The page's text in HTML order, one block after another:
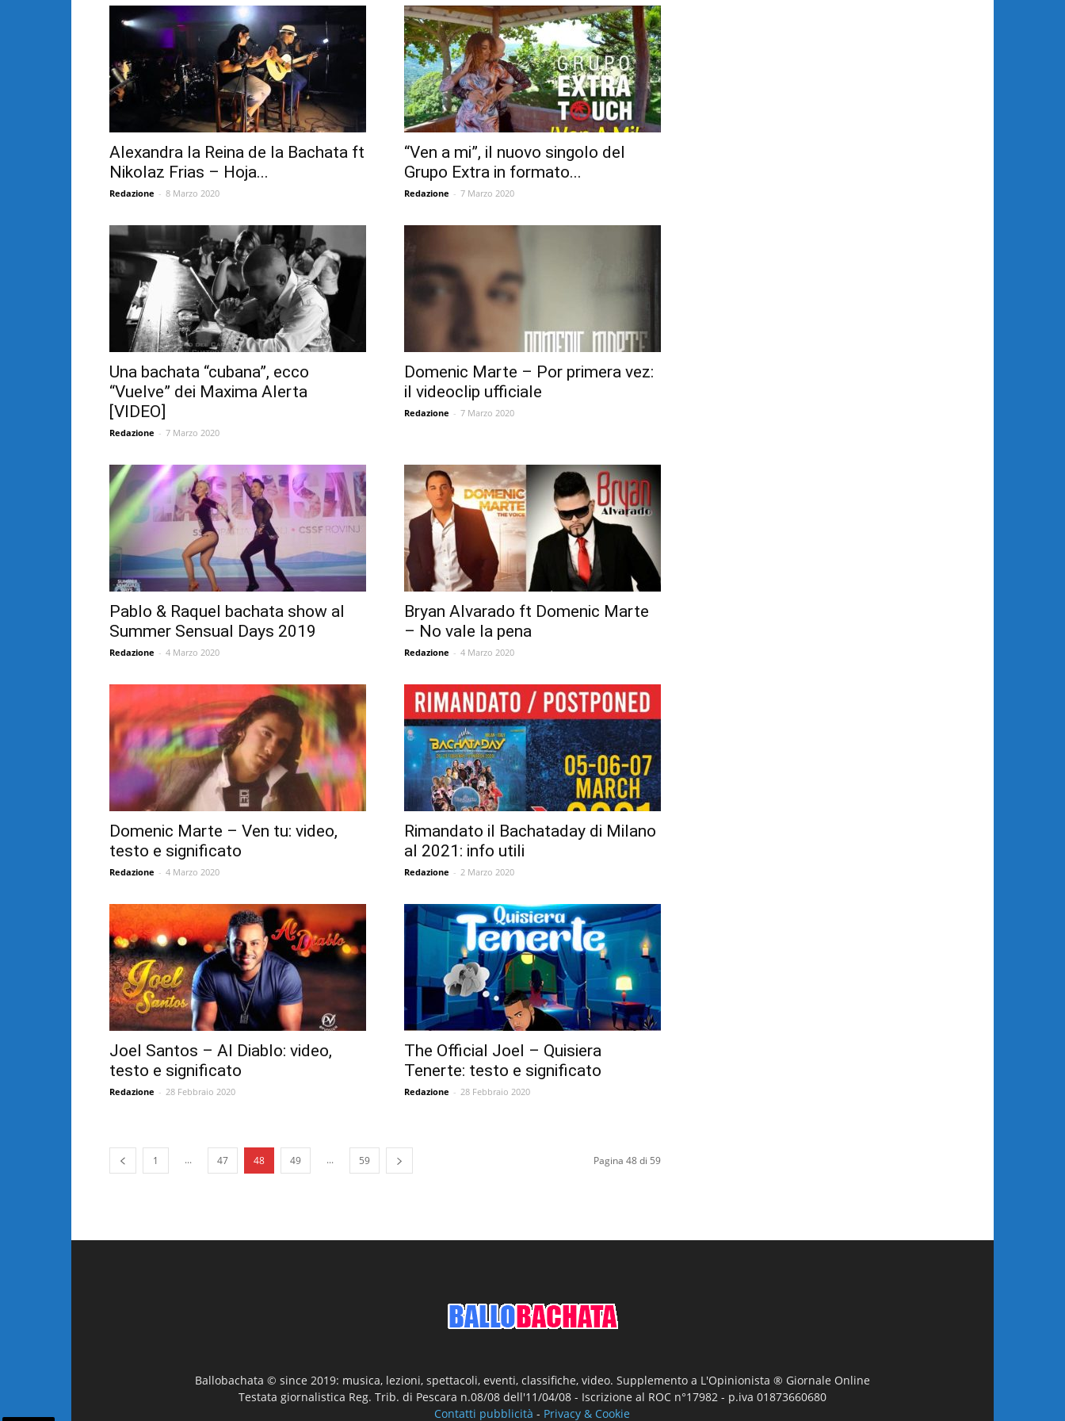
Alexandra la Reina de la Bachata ft
Nikolaz Frias – Hoja...
Redazione - 8 Marzo 2020
“Ven a mi”, il nuovo singolo del
Grupo Extra in formato...
Redazione - 7 Marzo 2020
Una bachata “cubana”, ecco
“Vuelve” dei Maxima Alerta
[VIDEO]
Redazione - 7 Marzo 2020
Domenic Marte – Por primera vez:
il videoclip ufficiale
Redazione - 7 Marzo 2020
Pablo & Raquel bachata show al
Summer Sensual Days 2019
Redazione - 4 Marzo 2020
Bryan Alvarado ft Domenic Marte
– No vale la pena
Redazione - 4 Marzo 2020
Domenic Marte – Ven tu: video,
testo e significato
Redazione - 4 Marzo 2020
Rimandato il Bachataday di Milano
al 2021: info utili
Redazione - 2 Marzo 2020
Joel Santos – Al Diablo: video,
testo e significato
Redazione - 28 Febbraio 2020
The Official Joel – Quisiera
Tenerte: testo e significato
Redazione - 28 Febbraio 2020
1 ... 47 48 49 ... 59 Pagina 48 di 59
Ballobachata © since 2019: musica, lezioni, spettacoli, eventi, classifiche, video. Supplemento a L'Opinionista ® Giornale Online
Testata giornalistica Reg. Trib. di Pescara n.08/08 dell'11/04/08 - Iscrizione al ROC n°17982 - p.iva 01873660680
Contatti pubblicità - Privacy & Cookie